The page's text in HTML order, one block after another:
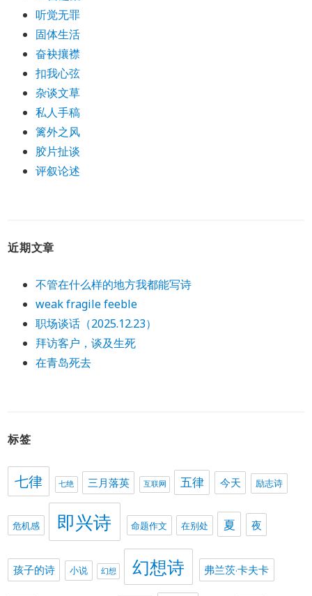
听觉无罪
固体生活
奋袂攘襟
扣我心弦
杂谈文草
私人手稿
篱外之风
胶片扯谈
评叙论述
近期文章
不管在什么样的地方我都能写诗
weak fragile feeble
职场谈话（2025.12.23）
拜访客户，谈及生死
在青岛死去
标签
七律 七绝 三月落英 互联网 五律 今天 励志诗
危机感 即兴诗 命题作文 在别处 夏 夜
孩子的诗 小说 幻想 幻想诗 弗兰茨·卡夫卡